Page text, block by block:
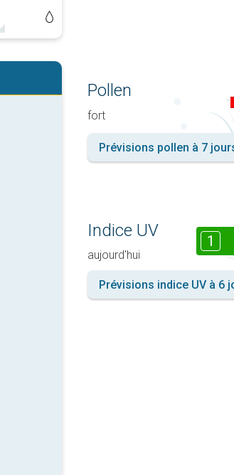
Pollen
fort
Prévisions pollen à 7
Indice UV
aujourd'hui
1
Prévisions indice UV à 6